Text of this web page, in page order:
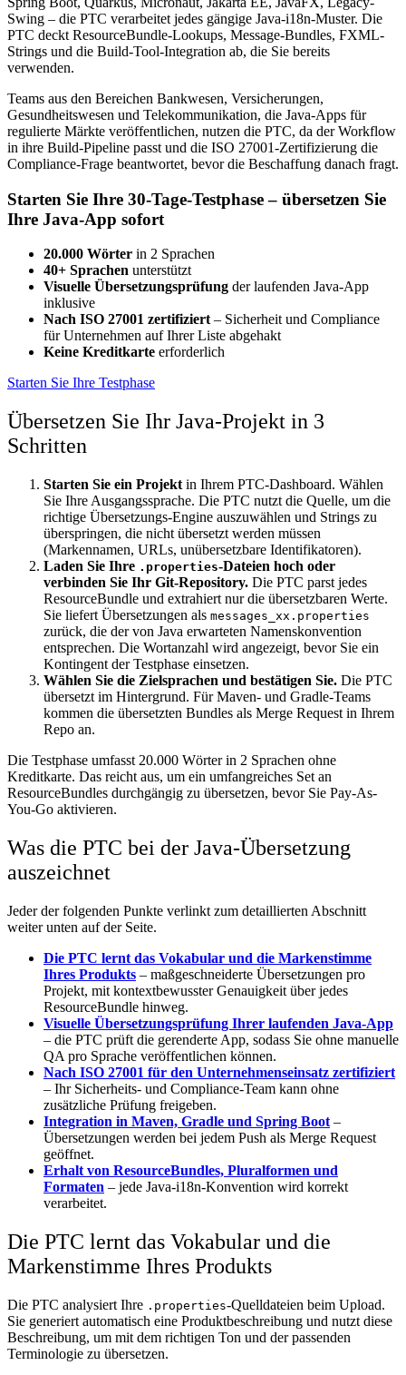
Swing – die PTC verarbeitet jedes gängige Java-i18n-Muster. Die
PTC deckt ResourceBundle-Lookups, Message-Bundles, FXML-
Strings und die Build-Tool-Integration ab, die Sie bereits
verwenden.
Teams aus den Bereichen Bankwesen, Versicherungen,
Gesundheitswesen und Telekommunikation, die Java-Apps für
regulierte Märkte veröffentlichen, nutzen die PTC, da der Workflow
in ihre Build-Pipeline passt und die ISO 27001-Zertifizierung die
Compliance-Frage beantwortet, bevor die Beschaffung danach fragt.
Starten Sie Ihre 30-Tage-Testphase – übersetzen Sie
Ihre Java-App sofort
20.000 Wörter in 2 Sprachen
40+ Sprachen unterstützt
Visuelle Übersetzungsprüfung der laufenden Java-App
inklusive
Nach ISO 27001 zertifiziert – Sicherheit und Compliance
für Unternehmen auf Ihrer Liste abgehakt
Keine Kreditkarte erforderlich
Starten Sie Ihre Testphase
Übersetzen Sie Ihr Java-Projekt in 3
Schritten
Starten Sie ein Projekt in Ihrem PTC-Dashboard. Wählen
Sie Ihre Ausgangssprache. Die PTC nutzt die Quelle, um die
richtige Übersetzungs-Engine auszuwählen und Strings zu
überspringen, die nicht übersetzt werden müssen
(Markennamen, URLs, unübersetzbare Identifikatoren).
Laden Sie Ihre .properties-Dateien hoch oder
verbinden Sie Ihr Git-Repository. Die PTC parst jedes
ResourceBundle und extrahiert nur die übersetzbaren Werte.
Sie liefert Übersetzungen als messages_xx.properties
zurück, die der von Java erwarteten Namenskonvention
entsprechen. Die Wortanzahl wird angezeigt, bevor Sie ein
Kontingent der Testphase einsetzen.
Wählen Sie die Zielsprachen und bestätigen Sie. Die PTC
übersetzt im Hintergrund. Für Maven- und Gradle-Teams
kommen die übersetzten Bundles als Merge Request in Ihrem
Repo an.
Die Testphase umfasst 20.000 Wörter in 2 Sprachen ohne
Kreditkarte. Das reicht aus, um ein umfangreiches Set an
ResourceBundles durchgängig zu übersetzen, bevor Sie Pay-As-
You-Go aktivieren.
Was die PTC bei der Java-Übersetzung
auszeichnet
Jeder der folgenden Punkte verlinkt zum detaillierten Abschnitt
weiter unten auf der Seite.
Die PTC lernt das Vokabular und die Markenstimme
Ihres Produkts – maßgeschneiderte Übersetzungen pro
Projekt, mit kontextbewusster Genauigkeit über jedes
ResourceBundle hinweg.
Visuelle Übersetzungsprüfung Ihrer laufenden Java-App
– die PTC prüft die gerenderte App, sodass Sie ohne manuelle
QA pro Sprache veröffentlichen können.
Nach ISO 27001 für den Unternehmenseinsatz zertifiziert
– Ihr Sicherheits- und Compliance-Team kann ohne
zusätzliche Prüfung freigeben.
Integration in Maven, Gradle und Spring Boot –
Übersetzungen werden bei jedem Push als Merge Request
geöffnet.
Erhalt von ResourceBundles, Pluralformen und
Formaten – jede Java-i18n-Konvention wird korrekt
verarbeitet.
Die PTC lernt das Vokabular und die
Markenstimme Ihres Produkts
Die PTC analysiert Ihre .properties-Quelldateien beim Upload.
Sie generiert automatisch eine Produktbeschreibung und nutzt diese
Beschreibung, um mit dem richtigen Ton und der passenden
Terminologie zu übersetzen.